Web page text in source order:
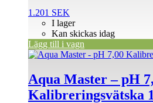
1.201 SEK
I lager
Kan skickas idag
Lägg till i vagn
Aqua Master – pH
Kalibreringsvätska